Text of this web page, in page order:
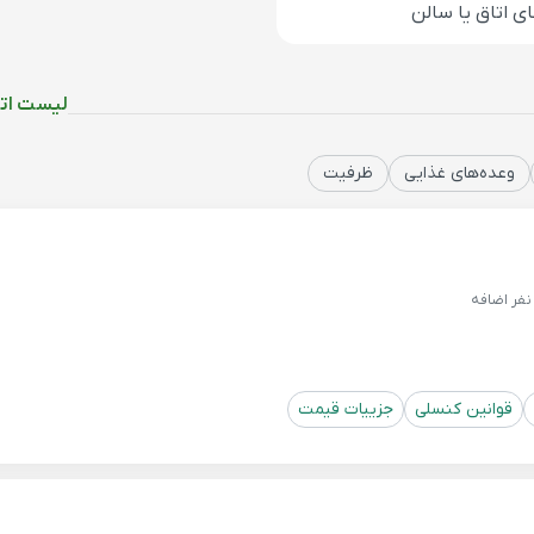
اتاق یا سالن
لیست
وعده‌های غذایی ظرفیت
اضافه
قوانین کنسلی جزییات قیمت